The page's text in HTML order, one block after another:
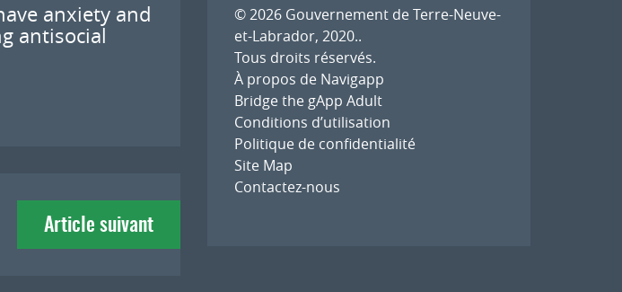
anxiety and
antisocial
Article suivant
© 2026 Gouvernement de Terre-Neuve-
et-Labrador, 2020..
Tous droits réservés.
À propos de Navigapp
Bridge the gApp Adult
Conditions d’utilisation
Politique de confidentialité
Site Map
Contactez-nous